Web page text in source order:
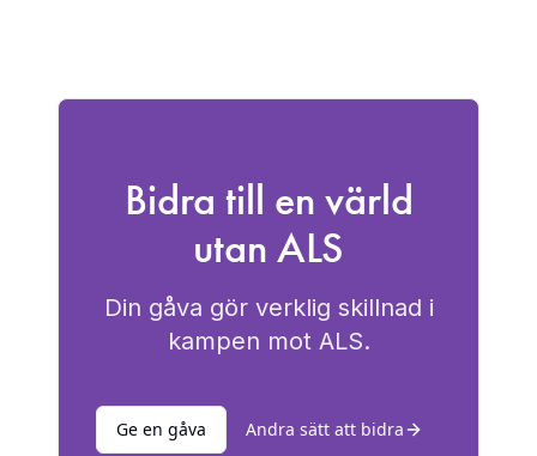
Bidra till en värld
utan ALS
Din gåva gör verklig skillnad i
kampen mot ALS.
Ge en gåva Andra sätt att bidra